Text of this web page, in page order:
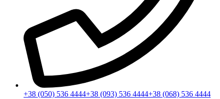
+38 (050) 536 4444+38 (093) 536 4444+38 (068) 536 4444